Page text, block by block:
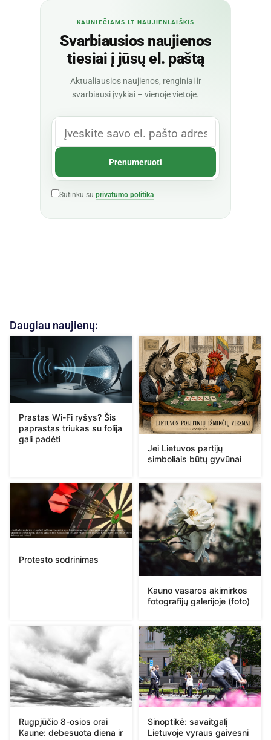
KAUNIEČIAMS.LT NAUJIENLAIŠKIS
Svarbiausios naujienos
tiesiai į jūsų el. paštą
Aktualiausios naujienos, renginiai ir
svarbiausi įvykiai – vienoje vietoje.
Sutinku su privatumo politika
Daugiau naujienų:
Prastas Wi-Fi ryšys? Šis
paprastas triukas su folija
gali padėti
Jei Lietuvos partijų
simboliais būtų gyvūnai
Protesto sodrinimas
Kauno vasaros akimirkos
fotografijų galerijoje (foto)
Rugpjūčio 8-osios orai
Kaune: debesuota diena ir
Sinoptikė: savaitgalį
Lietuvoje vyraus gaivesni